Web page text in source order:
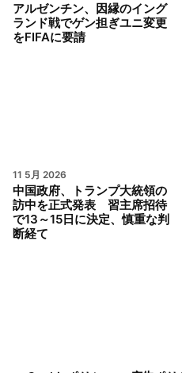
アルゼンチン、因縁のイング
ランド戦でゲン担ぎユニ変更
をFIFAに要請
11 5月 2026
中国政府、トランプ大統領の
訪中を正式発表 習主席招待
で13～15日に決定、慎重な判
断経て